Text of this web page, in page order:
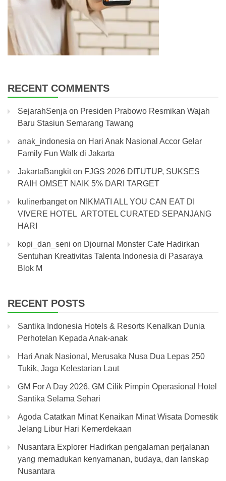
RECENT COMMENTS
SejarahSenja on Presiden Prabowo Resmikan Wajah
Baru Stasiun Semarang Tawang
anak_indonesia on Hari Anak Nasional Accor Gelar
Family Fun Walk di Jakarta
JakartaBangkiton FJGS 2026 DITUTUP, SUKSES
RAIH OMSET NAIK 5% DARI TARGET
kulinerbangeton NIKMATI ALL YOU CAN EAT DI
VIVERE HOTEL ARTOTEL CURATED SEPANJANG
HARI
kopi_dan_seni on Djournal Monster Cafe Hadirkan
Sentuhan Kreativitas Talenta Indonesia di Pasaraya
Blok M
RECENT POSTS
Santika Indonesia Hotels & Resorts Kenalkan Dunia
Perhotelan Kepada Anak-anak
Hari Anak Nasional, Merusaka Nusa Dua Lepas 250
Tukik, Jaga Kelestarian Laut
GM For A Day 2026, GM Cilik Pimpin Operasional Hotel
Santika Selama Sehari
Agoda Catatkan Minat Kenaikan Minat Wisata Domestik
Jelang Libur Hari Kemerdekaan
Nusantara Explorer Hadirkan pengalaman perjalanan
yang memadukan kenyamanan, budaya, dan lanskap
Nusantara